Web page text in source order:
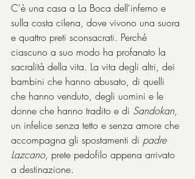
C'è una casa a La Boca dell'inferno e
sulla costa cilena, dove vivono una suora
e quattro preti sconsacrati. Perché
ciascuno a suo modo ha profanato la
sacralità della vita. La vita degli altri, dei
bambini che hanno abusato, di quelli
che hanno venduto, degli uomini e le
donne che hanno tradito e di Sandokan,
un infelice senza tetto e senza amore che
accompagna gli spostamenti di padre
Lazcano, prete pedofilo appena arrivato
a destinazione.